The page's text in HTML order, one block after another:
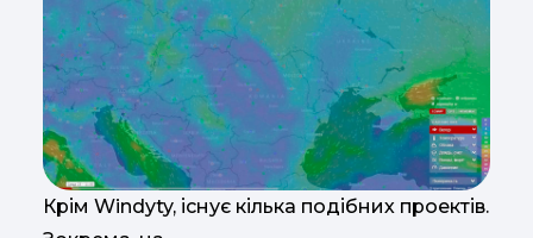
Крім Windyty, існує кілька подібних проектів.